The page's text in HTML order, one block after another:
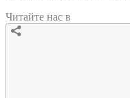
Читайте нас в